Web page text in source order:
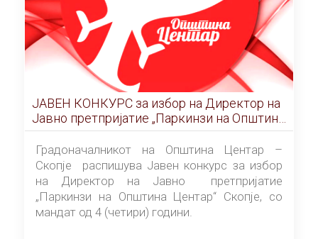
ЈАВЕН КОНКУРС за избор на Директор на
Јавно претпријатие „Паркинзи на Општина
Центар“ – Скопје
Градоначалникот на Општина Центар –
Скопје распишува Јавен конкурс за избор
на Директор на Јавно претпријатие
„Паркинзи на Општина Центар“ Скопје, со
мандат од 4 (четири) години.